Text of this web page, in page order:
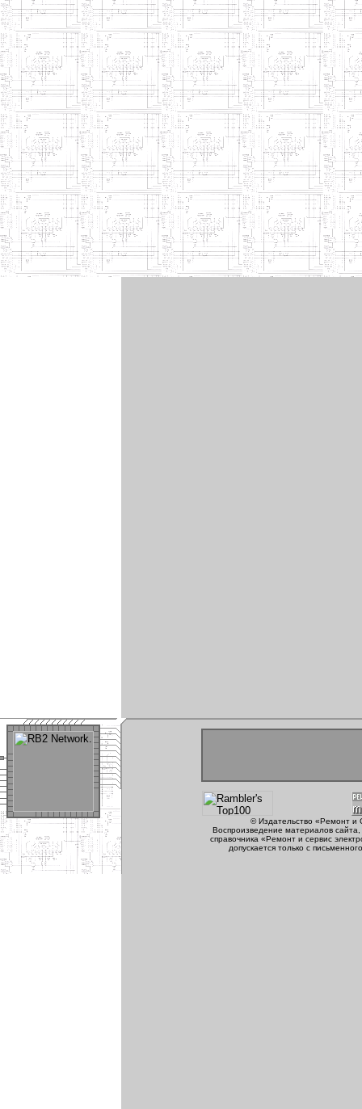
© Издательство «Ремонт
Воспроизведение материалов
справочника «Ремонт и сервис
допускается только с